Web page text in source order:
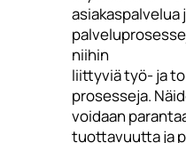
asiakaspalvelua
niihin
liittyviä työ- ja
prosesseja.
voidaan
tuottavuutta ja